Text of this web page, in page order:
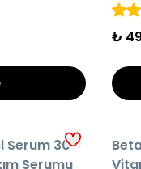
₺
Serum 30
Serumu